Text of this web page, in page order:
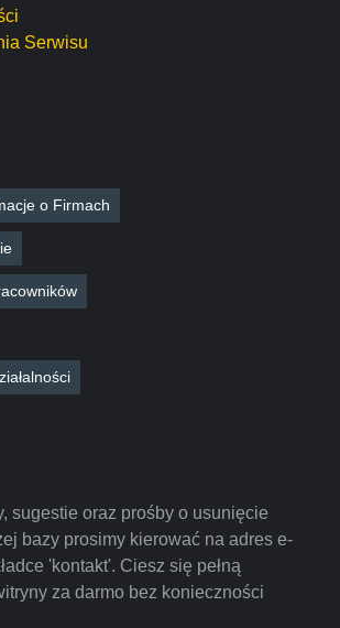
Serwisu
o Firmach
sugestie oraz prośby o usunięcie
bazy prosimy kierować na adres e-
'kontakt'. Ciesz się pełną
za darmo bez konieczności